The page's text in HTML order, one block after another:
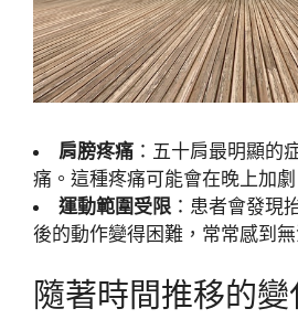
肩膀疼痛 ：五十肩最明顯的
痛。這種疼痛可能會在晚上加
運動範圍受限 ：患者會發現
後的動作變得困難，常常感到
隨著時間推移的變